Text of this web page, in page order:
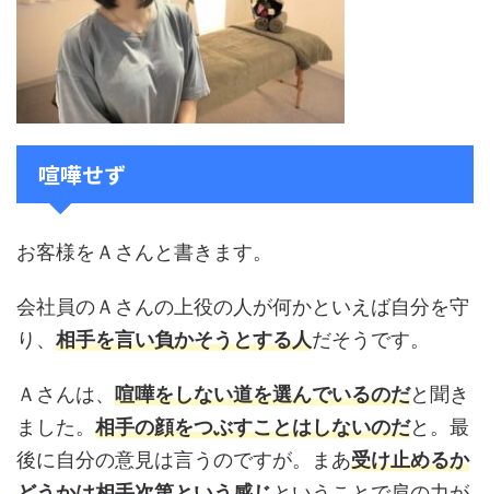
喧嘩せず
お客様をＡさんと書きます。
会社員のＡさんの上役の人が何かといえば自分を守
り、 相手を言い負かそうとする人だそうです。
Ａさんは、 喧嘩をしない道を選んでいるのだと聞き
ました。 相手の顔をつぶすことはしないのだと。最
後に自分の意見は言うのですが。まあ受け止めるか